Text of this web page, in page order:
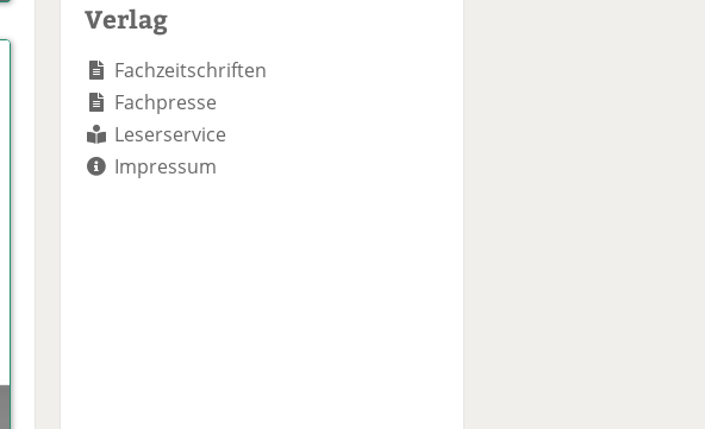
Verlag
Fachzeitschriften
Fachpresse
Leserservice
Impressum